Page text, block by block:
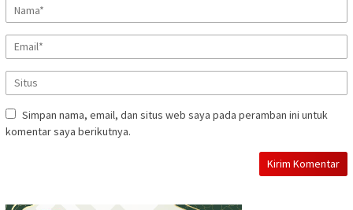
Simpan nama, email, dan situs web saya pada peramban ini untuk
komentar saya berikutnya.